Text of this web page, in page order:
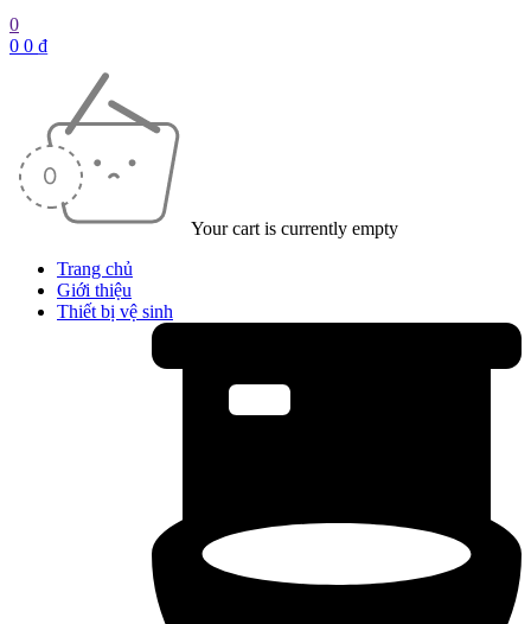
0
0 0 ₫
Your cart is currently empty
Trang chủ
Giới thiệu
Thiết bị vệ sinh